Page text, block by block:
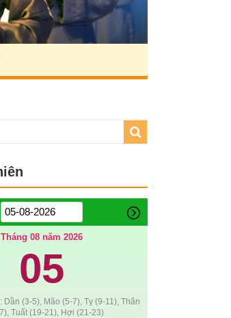
Tháng 08 năm 2026
05
Dần (3-5), Mão (5-7), Tỵ (9-11), Thân
Tuất (19-21), Hợi (21-23)